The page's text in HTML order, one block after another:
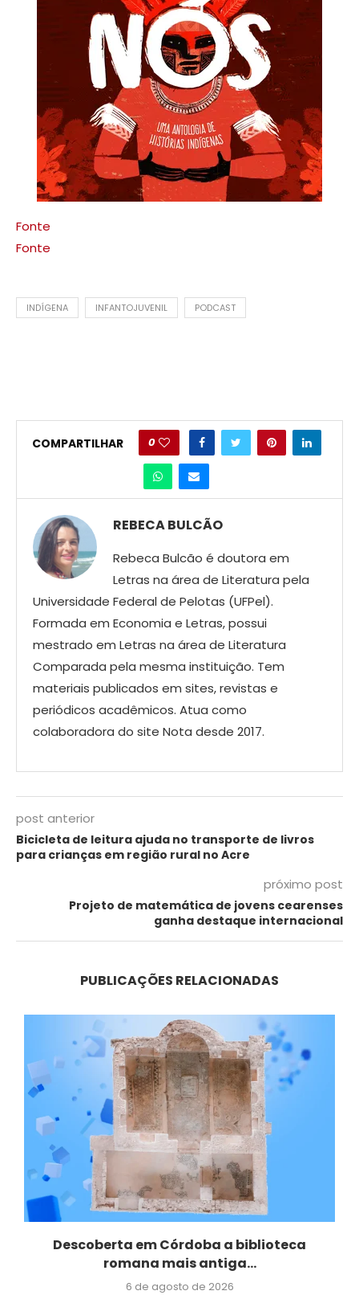
Fonte
Fonte
INDÍGENA INFANTOJUVENIL PODCAST
COMPARTILHAR 0
REBECA BULCÃO
Rebeca Bulcão é doutora em
Letras na área de Literatura pela
Universidade Federal de Pelotas (UFPel).
Formada em Economia e Letras, possui
mestrado em Letras na área de Literatura
Comparada pela mesma instituição. Tem
materiais publicados em sites, revistas e
periódicos acadêmicos. Atua como
colaboradora do site Nota desde 2017.
post anterior
Bicicleta de leitura ajuda no transporte de livros
para crianças em região rural no Acre
próximo post
Projeto de matemática de jovens cearenses
ganha destaque internacional
PUBLICAÇÕES RELACIONADAS
Descoberta em Córdoba a biblioteca
romana mais antiga...
6 de agosto de 2026